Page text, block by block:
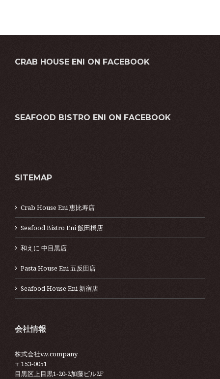
CRAB HOUSE ENI ON FACEBOOK
SEAFOOD BISTRO ENI ON FACEBOOK
SITEMAP
Crab House Eni 恵比寿店
Seafood Bistro Eni 飯田橋店
和えに 中目黒店
Pasta House Eni 五反田店
Seafood House Eni 新宿店
会社情報
株式会社v.v.company
〒153-0051
目黒区上目黒1-20-2加藤ビル2F